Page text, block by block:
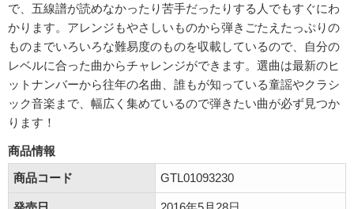
で、五線譜が読めなかったり苦手だったりする人でもすぐにわ
かります。アレンジもやさしいものから弾きごたえたっぷりの
ものまでいろいろな難易度のものを収載しているので、自分の
レベルに合った曲からチャレンジができます。選曲は最新のヒ
ットナンバーから往年の名曲、誰もが知っている童謡やクラシ
ック音楽まで、幅広く集めているので弾きたい曲が必ず見つか
ります！
商品情報
商品コード
GTL01093230